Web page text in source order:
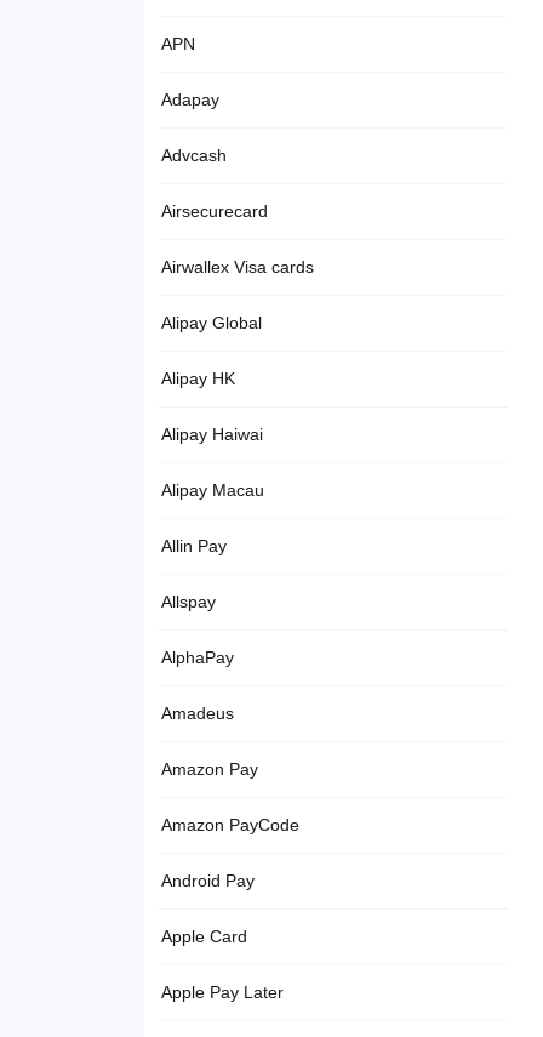
APN
Adapay
Advcash
Airsecurecard
Airwallex Visa cards
Alipay Global
Alipay HK
Alipay Haiwai
Alipay Macau
Allin Pay
Allspay
AlphaPay
Amadeus
Amazon Pay
Amazon PayCode
Android Pay
Apple Card
Apple Pay Later